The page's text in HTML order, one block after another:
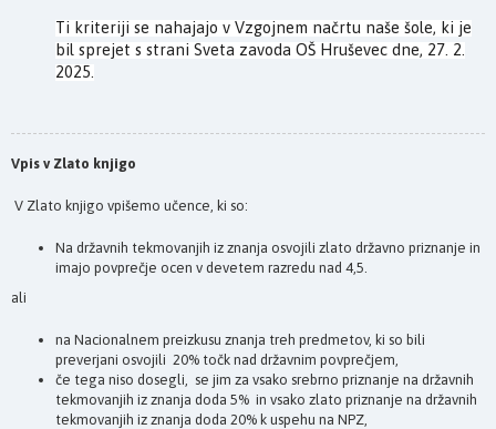
Ti kriteriji se nahajajo v Vzgojnem načrtu naše šole, ki je
bil sprejet s strani Sveta zavoda OŠ Hruševec dne, 27. 2.
2025.
Vpis v Zlato knjigo
V Zlato knjigo vpišemo učence, ki so:
Na državnih tekmovanjih iz znanja osvojili zlato državno priznanje in
imajo povprečje ocen v devetem razredu nad 4,5.
ali
na Nacionalnem preizkusu znanja treh predmetov, ki so bili
preverjani osvojili 20% točk nad državnim povprečjem,
če tega niso dosegli, se jim za vsako srebrno priznanje na državnih
tekmovanjih iz znanja doda 5% in vsako zlato priznanje na državnih
tekmovanjih iz znanja doda 20% k uspehu na NPZ,